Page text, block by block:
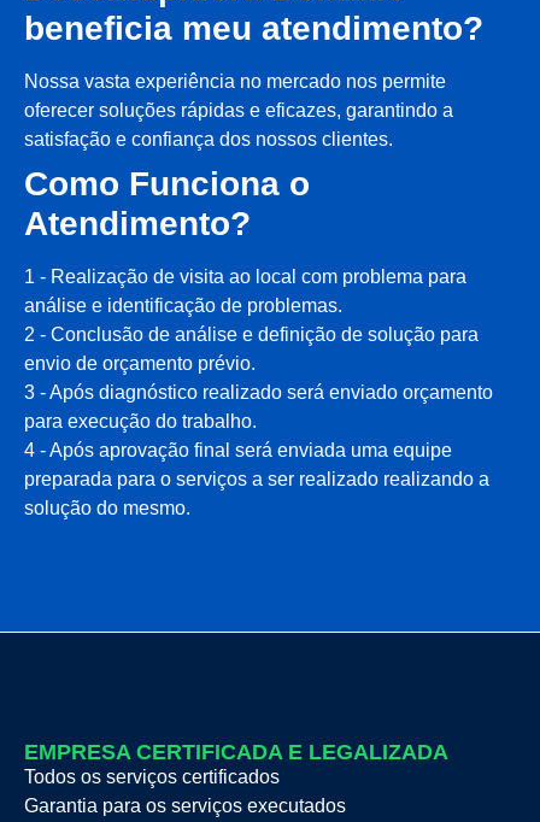
beneficia meu atendimento?
Nossa vasta experiência no mercado nos permite
oferecer soluções rápidas e eficazes, garantindo a
satisfação e confiança dos nossos clientes.
Como Funciona o
Atendimento?
1 - Realização de visita ao local com problema para
análise e identificação de problemas.
2 - Conclusão de análise e definição de solução para
envio de orçamento prévio.
3 - Após diagnóstico realizado será enviado orçamento
para execução do trabalho.
4 - Após aprovação final será enviada uma equipe
preparada para o serviços a ser realizado realizando a
solução do mesmo.
EMPRESA CERTIFICADA E LEGALIZADA
Todos os serviços certificados
Garantia para os serviços executados